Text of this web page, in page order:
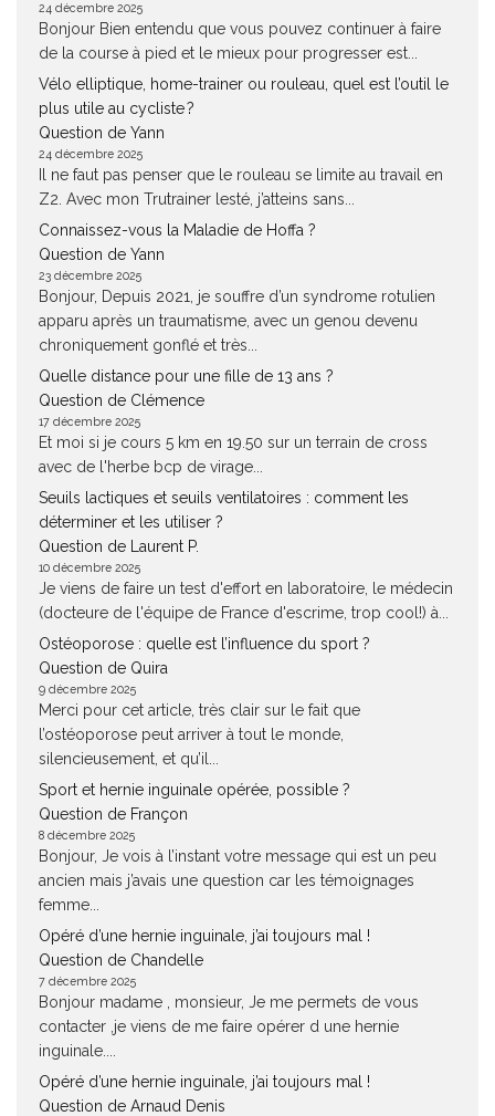
24 décembre 2025
Bonjour Bien entendu que vous pouvez continuer à faire
de la course à pied et le mieux pour progresser est...
Vélo elliptique, home-trainer ou rouleau, quel est l’outil le
plus utile au cycliste ?
Question de Yann
24 décembre 2025
Il ne faut pas penser que le rouleau se limite au travail en
Z2. Avec mon Trutrainer lesté, j’atteins sans...
Connaissez-vous la Maladie de Hoffa ?
Question de Yann
23 décembre 2025
Bonjour, Depuis 2021, je souffre d’un syndrome rotulien
apparu après un traumatisme, avec un genou devenu
chroniquement gonflé et très...
Quelle distance pour une fille de 13 ans ?
Question de Clémence
17 décembre 2025
Et moi si je cours 5 km en 19.50 sur un terrain de cross
avec de l'herbe bcp de virage...
Seuils lactiques et seuils ventilatoires : comment les
déterminer et les utiliser ?
Question de Laurent P.
10 décembre 2025
Je viens de faire un test d'effort en laboratoire, le médecin
(docteure de l'équipe de France d'escrime, trop cool!) à...
Ostéoporose : quelle est l’influence du sport ?
Question de Quira
9 décembre 2025
Merci pour cet article, très clair sur le fait que
l’ostéoporose peut arriver à tout le monde,
silencieusement, et qu’il...
Sport et hernie inguinale opérée, possible ?
Question de Françon
8 décembre 2025
Bonjour, Je vois à l’instant votre message qui est un peu
ancien mais j’avais une question car les témoignages
femme...
Opéré d’une hernie inguinale, j’ai toujours mal !
Question de Chandelle
7 décembre 2025
Bonjour madame , monsieur, Je me permets de vous
contacter ,je viens de me faire opérer d une hernie
inguinale....
Opéré d’une hernie inguinale, j’ai toujours mal !
Question de Arnaud Denis